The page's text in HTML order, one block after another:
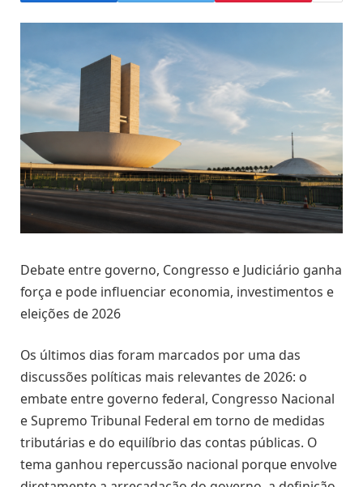
Debate entre governo, Congresso e Judiciário ganha
força e pode influenciar economia, investimentos e
eleições de 2026
Os últimos dias foram marcados por uma das
discussões políticas mais relevantes de 2026: o
embate entre governo federal, Congresso Nacional
e Supremo Tribunal Federal em torno de medidas
tributárias e do equilíbrio das contas públicas. O
tema ganhou repercussão nacional porque envolve